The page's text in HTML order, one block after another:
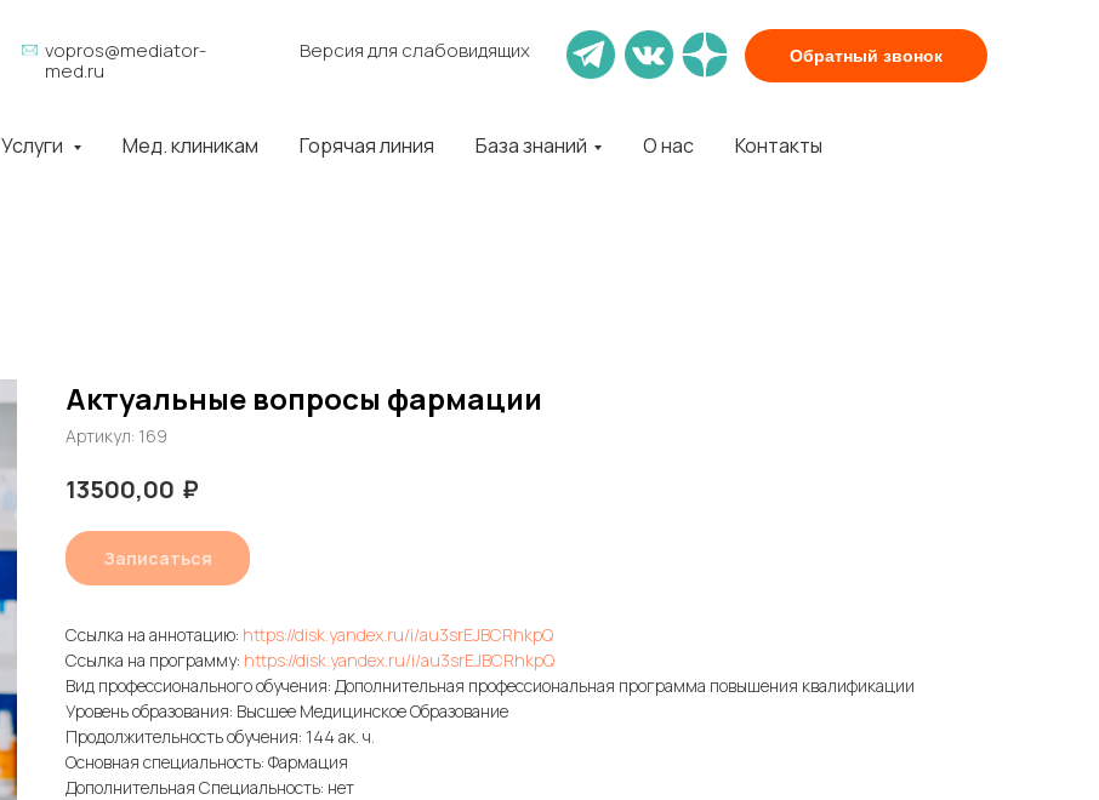
Обратный звонок
Версия для слабовидящих
vopros@mediator-
med.ru
Услуги Мед. клиникам Горячая линия База знаний О нас Контакты
Актуальные вопросы фармации
Артикул: 169
13500,00 ₽
Записаться
Ссылка на аннотацию: https://disk.yandex.ru/i/au3srEJBCRhkpQ
Ссылка на программу: https://disk.yandex.ru/i/au3srEJBCRhkpQ
Вид профессионального обучения: Дополнительная профессиональная программа повышения квалификации
Уровень образования: Высшее Медицинское Образование
Продолжительность обучения: 144 ак. ч.
Основная специальность: Фармация
Дополнительная Специальность: нет